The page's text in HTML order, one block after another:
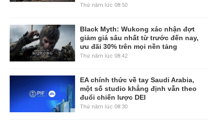
Thứ năm lúc 08:50
Black Myth: Wukong xác nhận đợt
giảm giá sâu nhất từ trước đến nay,
ưu đãi 30% trên mọi nền tảng
Thứ năm lúc 08:42
EA chính thức về tay Saudi Arabia,
một số studio khẳng định vẫn theo
đuổi chiến lược DEI
Thứ năm lúc 08:30